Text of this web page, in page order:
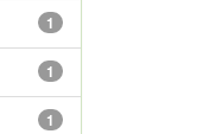
1
1
1